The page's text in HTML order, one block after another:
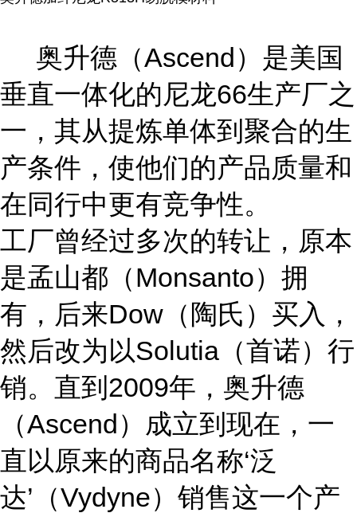
奥升德（Ascend）是美国
垂直一体化的尼龙66生产厂之
一，其从提炼单体到聚合的生
产条件，使他们的产品质量和
在同行中更有竞争性。
工厂曾经过多次的转让，原本
是孟山都（Monsanto）拥
有，后来Dow（陶氏）买入，
然后改为以Solutia（首诺）行
销。直到2009年，奥升德
（Ascend）成立到现在，一
直以原来的商品名称‘泛
达’（Vydyne）销售这一个产